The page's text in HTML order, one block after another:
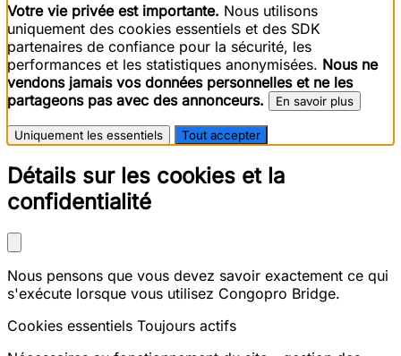
Votre vie privée est importante. Nous utilisons
uniquement des cookies essentiels et des SDK
partenaires de confiance pour la sécurité, les
performances et les statistiques anonymisées. Nous ne
vendons jamais vos données personnelles et ne les
partageons pas avec des annonceurs.
En savoir plus
Uniquement les essentiels Tout accepter
Détails sur les cookies et la
confidentialité
Nous pensons que vous devez savoir exactement ce qui
s'exécute lorsque vous utilisez Congopro Bridge.
Cookies essentiels Toujours actifs